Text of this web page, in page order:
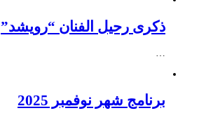
ذكرى رحيل الفنان “رويشد”
…
برنامج شهر نوفمبر 2025